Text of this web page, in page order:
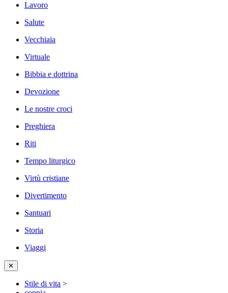
Lavoro
Salute
Vecchiaia
Virtuale
Bibbia e dottrina
Devozione
Le nostre croci
Preghiera
Riti
Tempo liturgico
Virtù cristiane
Divertimento
Santuari
Storia
Viaggi
✕
Stile di vita >